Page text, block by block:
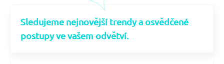
Sledujeme nejnovější trendy a osvědčené
postupy ve vašem odvětví.